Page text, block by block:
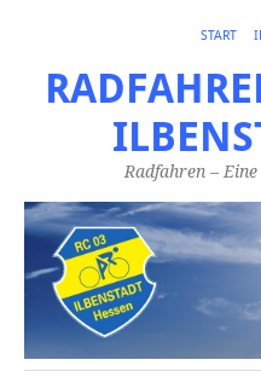
START
Radfahren –